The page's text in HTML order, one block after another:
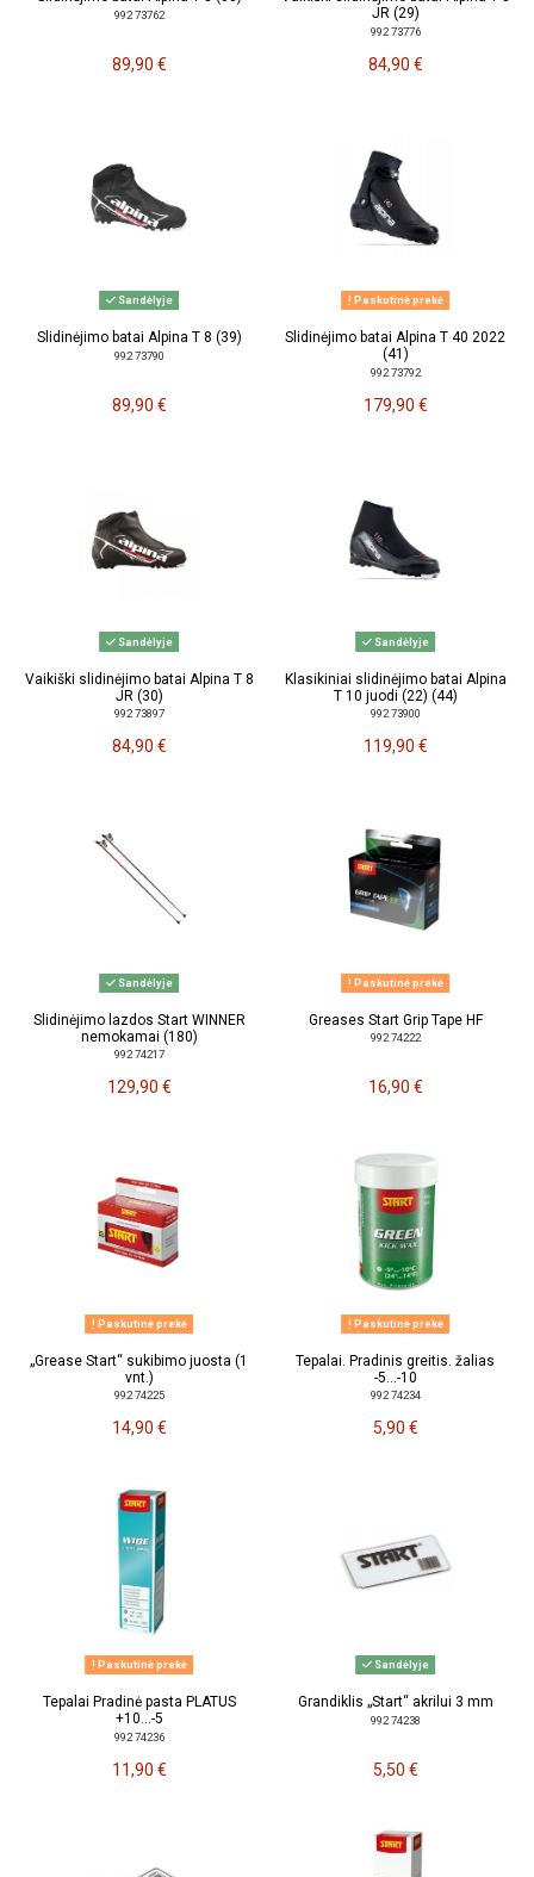
992 73762
89,90 €
JR (29)
992 73776
84,90 €
Sandėlyje
Slidinėjimo batai Alpina T 8 (39)
992 73790
89,90 €
Paskutinė prekė
Slidinėjimo batai Alpina T 40 2022
(41)
992 73792
179,90 €
Sandėlyje
Vaikiški slidinėjimo batai Alpina T 8
JR (30)
992 73897
84,90 €
Sandėlyje
Klasikiniai slidinėjimo batai Alpina
T 10 juodi (22) (44)
992 73900
119,90 €
Sandėlyje
Slidinėjimo lazdos Start WINNER
nemokamai (180)
992 74217
129,90 €
Paskutinė prekė
Greases Start Grip Tape HF
992 74222
16,90 €
Paskutinė prekė
„Grease Start“ sukibimo juosta (1
vnt.)
992 74225
14,90 €
Paskutinė prekė
Tepalai. Pradinis greitis. žalias
-5...-10
992 74234
5,90 €
Paskutinė prekė
Tepalai Pradinė pasta PLATUS
+10…-5
992 74236
11,90 €
Sandėlyje
Grandiklis „Start“ akrilui 3 mm
992 74238
5,50 €